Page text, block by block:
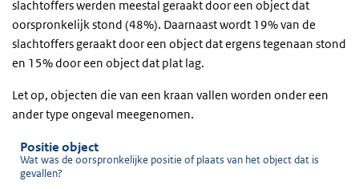
slachtoffers werden meestal geraakt door een object dat
oorspronkelijk stond (48%). Daarnaast wordt 19% van de
slachtoffers geraakt door een object dat ergens tegenaan stond
en 15% door een object dat plat lag.
Let op, objecten die van een kraan vallen worden onder een
ander type ongeval meegenomen.